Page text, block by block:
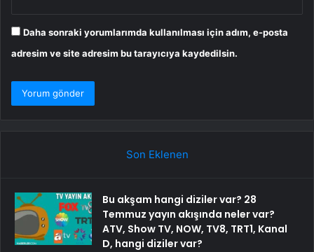
Daha sonraki yorumlarımda kullanılması için adım, e-posta
adresim ve site adresim bu tarayıcıya kaydedilsin.
Son Eklenen
Bu akşam hangi diziler var? 28
Temmuz yayın akışında neler var?
ATV, Show TV, NOW, TV8, TRT1, Kanal
D, hangi diziler var?